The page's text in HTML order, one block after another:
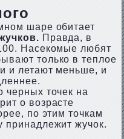
шаре обитает
Правда, в
Насекомые любят
только в теплое
и летают меньше, и
черных точек на
о возрасте
по этим точкам
принадлежит жучок.